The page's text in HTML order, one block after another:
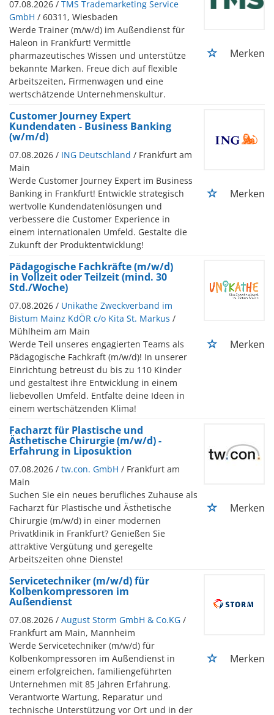
07.08.2026 / TMS Trademarketing Service
GmbH / 60311, Wiesbaden
Werde Trainer (m/w/d) im Außendienst für
Haleon in Frankfurt! Vermittle
pharmazeutisches Wissen und unterstütze
bekannte Marken. Freue dich auf flexible
Arbeitszeiten, Firmenwagen und eine
wertschätzende Unternehmenskultur.
Merken
Customer Journey Expert
Kundendaten - Business Banking
(w/m/d)
07.08.2026 / ING Deutschland / Frankfurt am
Main
Werde Customer Journey Expert im Business
Banking in Frankfurt! Entwickle strategisch
wertvolle Kundendatenlösungen und
verbessere die Customer Experience in
einem internationalen Umfeld. Gestalte die
Zukunft der Produktentwicklung!
Merken
Pädagogische Fachkräfte (m/w/d)
in Vollzeit oder Teilzeit (mind. 30
Std./Woche)
07.08.2026 / Unikathe Zweckverband im
Bistum Mainz KdÖR c/o Kita St. Markus /
Mühlheim am Main
Werde Teil unseres engagierten Teams als
Pädagogische Fachkraft (m/w/d)! In unserer
Einrichtung betreust du bis zu 110 Kinder
und gestaltest ihre Entwicklung in einem
liebevollen Umfeld. Entfalte deine Ideen in
einem wertschätzenden Klima!
Merken
Facharzt für Plastische und
Ästhetische Chirurgie (m/w/d) -
Erfahrung in Liposuktion
07.08.2026 / tw.con. GmbH / Frankfurt am
Main
Suchen Sie ein neues berufliches Zuhause als
Facharzt für Plastische und Ästhetische
Chirurgie (m/w/d) in einer modernen
Privatklinik in Frankfurt? Genießen Sie
attraktive Vergütung und geregelte
Arbeitszeiten ohne Dienste!
Merken
Servicetechniker (m/w/d) für
Kolbenkompressoren im
Außendienst
07.08.2026 / August Storm GmbH & Co.KG /
Frankfurt am Main, Mannheim
Werde Servicetechniker (m/w/d) für
Kolbenkompressoren im Außendienst in
einem erfolgreichen, familiengeführten
Unternehmen mit 85 Jahren Erfahrung.
Verantworte Wartung, Reparatur und
technische Unterstützung vor Ort und in der
Merken